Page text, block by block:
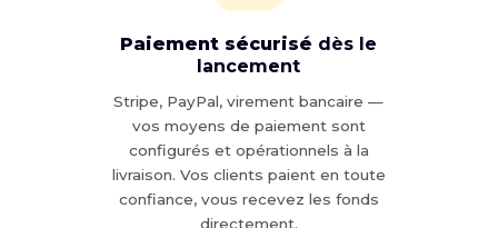
Paiement sécurisé dès le
lancement
Stripe, PayPal, virement bancaire —
vos moyens de paiement sont
configurés et opérationnels à la
livraison. Vos clients paient en toute
confiance, vous recevez les fonds
directement.